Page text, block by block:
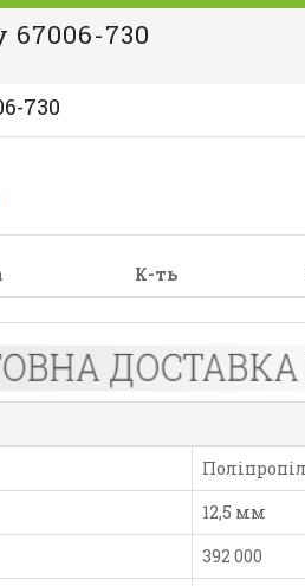
67006-730
730
К-ть
12,5 мм
392 000